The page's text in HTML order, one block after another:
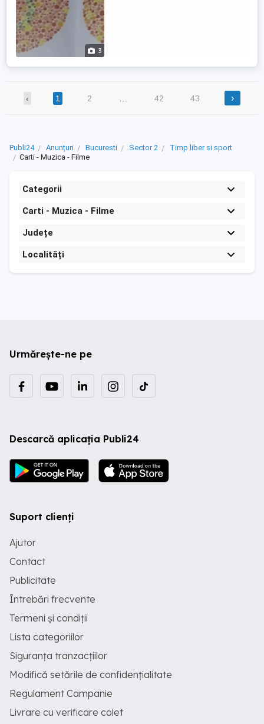
3
‹ 1 2 42 43 ›
Publi24 Anunțuri Bucuresti Sector 2
Timp liber si sport
Carti - Muzica - Filme
Categorii
Carti - Muzica - Filme
Județe
Localități
Urmărește-ne pe
Descarcă aplicația Publi24
Suport clienți
Ajutor
Contact
Publicitate
Întrebări frecvente
Termeni și condiții
Lista categoriilor
Siguranța tranzacțiilor
Modifică setările de confidențialitate
Regulament Campanie
Livrare cu verificare colet